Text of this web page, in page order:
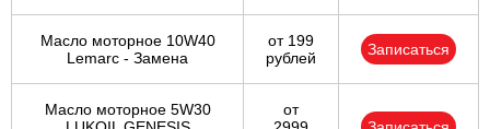
Масло моторное 10W40
Lemarc - Замена
от 199
рублей
Записаться
Масло моторное 5W30
от